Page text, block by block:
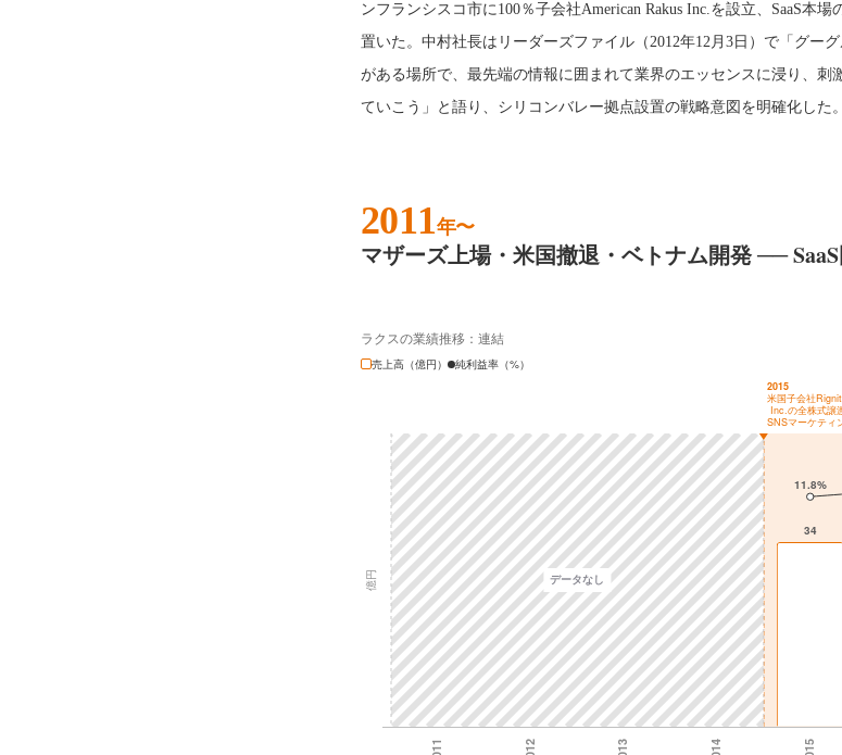
ンフランシスコ市に100％子会社American Rakus Inc.を設立、SaaS本
置いた。中村社長はリーダーズファイル（2012年12月3日）で「グー
がある場所で、最先端の情報に囲まれて業界のエッセンスに浸り、刺
ていこう」と語り、シリコンバレー拠点設置の戦略意図を明確化した
2011年〜
マザーズ上場・米国撤退・ベトナム開発 ──
ラクスの業績推移：連結
売上高（億円）
純利益率（%）